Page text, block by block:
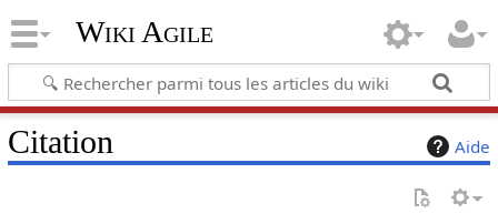
Wiki Agile
Aide
Citation